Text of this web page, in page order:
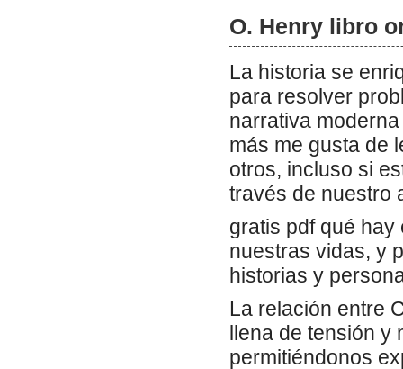
O. Henry libro
La historia se
para resolver
narrativa
más me gusta de
otros, incluso si
través de nuestro
gratis pdf qué
nuestras vidas, y
historias y
La relación entre
llena de tensión y
permitiéndonos